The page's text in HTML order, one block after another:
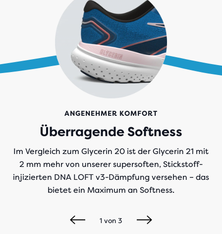
ANGENEHMER KOMFORT
Überragende Softness
Im Vergleich zum Glycerin 20 ist der Glycerin 21 mit
2 mm mehr von unserer supersoften, Stickstoff-
injizierten DNA LOFT v3-Dämpfung versehen – das
bietet ein Maximum an Softness.
1 von 3